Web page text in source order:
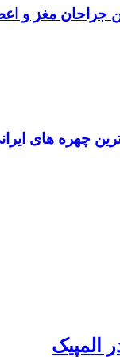
جراحان مغز و
چهره های
المپیک